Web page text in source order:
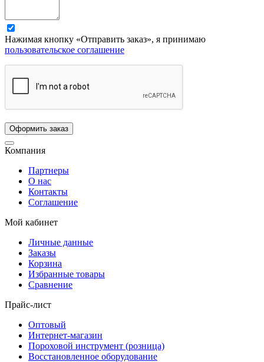
Нажимая кнопку «Отправить заказ», я принимаю
пользовательское соглашение
Компания
Партнеры
О нас
Контакты
Соглашение
Мой кабинет
Личные данные
Заказы
Корзина
Избранные товары
Сравнение
Прайс-лист
Оптовый
Интернет-магазин
Пороховой инструмент (розница)
Восстановленное оборудование